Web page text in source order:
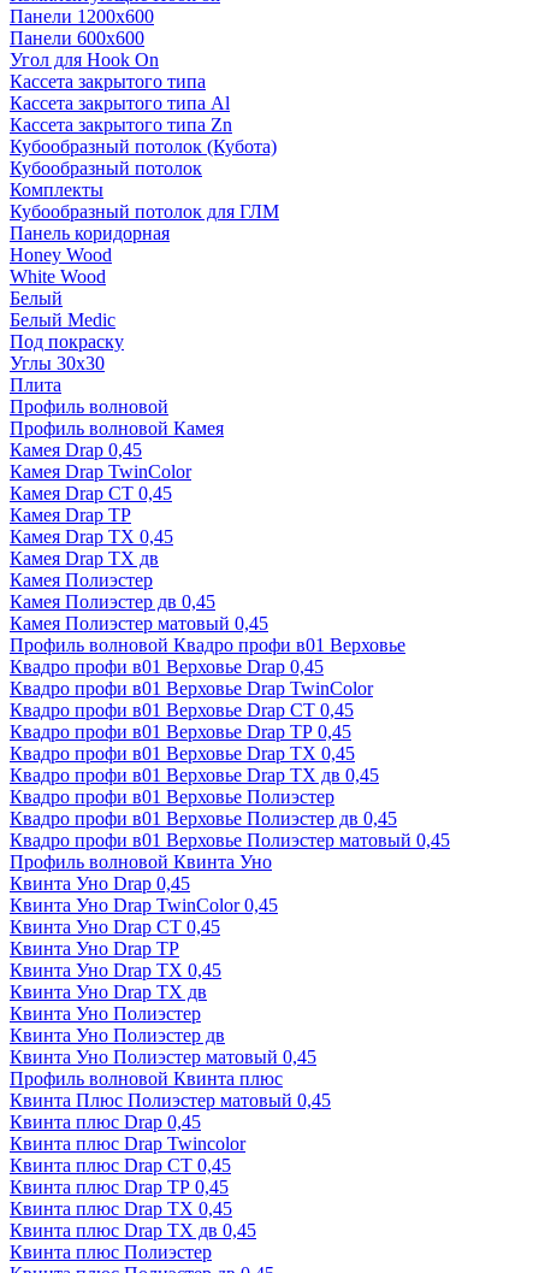
Панели 1200х600
Панели 600х600
Угол для Hook On
Кассета закрытого типа
Кассета закрытого типа Al
Кассета закрытого типа Zn
Кубообразный потолок (Кубота)
Кубообразный потолок
Комплекты
Кубообразный потолок для ГЛМ
Панель коридорная
Honey Wood
White Wood
Белый
Белый Medic
Под покраску
Углы 30х30
Плита
Профиль волновой
Профиль волновой Камея
Камея Drap 0,45
Камея Drap TwinColor
Камея Drap СТ 0,45
Камея Drap ТР
Камея Drap ТХ 0,45
Камея Drap ТХ дв
Камея Полиэстер
Камея Полиэстер дв 0,45
Камея Полиэстер матовый 0,45
Профиль волновой Квадро профи в01 Верховье
Квадро профи в01 Верховье Drap 0,45
Квадро профи в01 Верховье Drap TwinColor
Квадро профи в01 Верховье Drap СТ 0,45
Квадро профи в01 Верховье Drap ТР 0,45
Квадро профи в01 Верховье Drap ТХ 0,45
Квадро профи в01 Верховье Drap ТХ дв 0,45
Квадро профи в01 Верховье Полиэстер
Квадро профи в01 Верховье Полиэстер дв 0,45
Квадро профи в01 Верховье Полиэстер матовый 0,45
Профиль волновой Квинта Уно
Квинта Уно Drap 0,45
Квинта Уно Drap TwinColor 0,45
Квинта Уно Drap СТ 0,45
Квинта Уно Drap ТР
Квинта Уно Drap ТХ 0,45
Квинта Уно Drap ТХ дв
Квинта Уно Полиэстер
Квинта Уно Полиэстер дв
Квинта Уно Полиэстер матовый 0,45
Профиль волновой Квинта плюс
Квинта Плюс Полиэстер матовый 0,45
Квинта плюс Drap 0,45
Квинта плюс Drap Twincolor
Квинта плюс Drap СТ 0,45
Квинта плюс Drap ТР 0,45
Квинта плюс Drap ТХ 0,45
Квинта плюс Drap ТХ дв 0,45
Квинта плюс Полиэстер